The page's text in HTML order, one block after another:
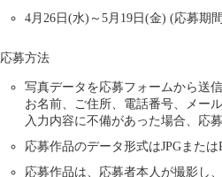
4月26日(水)～5月19日(金) (応募期
応募方法
写真データを応募フォームから送
お名前、ご住所、電話番号、メー
入力内容に不備があった場合、応
応募作品のデータ形式はJPGまた
応募作品は、応募者本人が撮影し